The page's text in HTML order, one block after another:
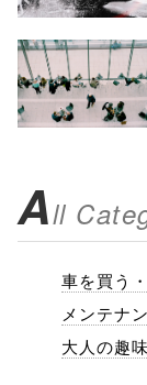
All
車を買う
メンテナ
大人の趣味